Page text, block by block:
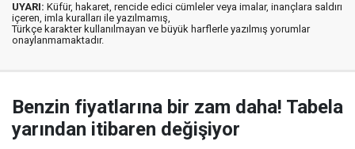
UYARI: Küfür, hakaret, rencide edici cümleler veya imalar, inançlara saldırı
içeren, imla kuralları ile yazılmamış,
Türkçe karakter kullanılmayan ve büyük harflerle yazılmış yorumlar
onaylanmamaktadır.
Benzin fiyatlarına bir zam daha! Tabela
yarından itibaren değişiyor